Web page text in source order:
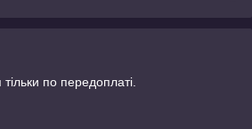
по передоплаті.